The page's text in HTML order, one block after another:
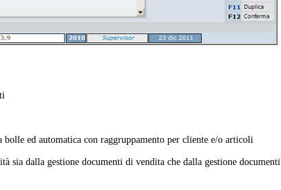
ed automatica con raggruppamento per cliente e/o articoli
sia dalla gestione documenti di vendita che dalla gestione documenti